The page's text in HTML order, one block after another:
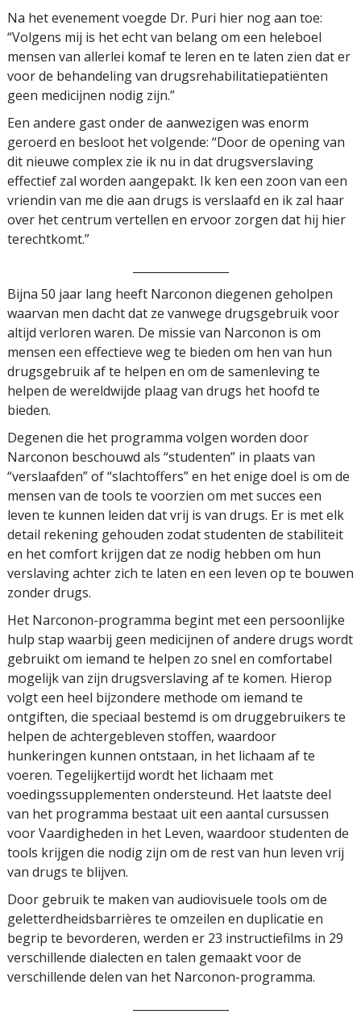
Na het evenement voegde Dr. Puri hier nog aan toe:
“Volgens mij is het echt van belang om een heleboel
mensen van allerlei komaf te leren en te laten zien dat er
voor de behandeling van drugsrehabilitatiepatiënten
geen medicijnen nodig zijn.”
Een andere gast onder de aanwezigen was enorm
geroerd en besloot het volgende: “Door de opening van
dit nieuwe complex zie ik nu in dat drugsverslaving
effectief zal worden aangepakt. Ik ken een zoon van een
vriendin van me die aan drugs is verslaafd en ik zal haar
over het centrum vertellen en ervoor zorgen dat hij hier
terechtkomt.”
Bijna 50 jaar lang heeft Narconon diegenen geholpen
waarvan men dacht dat ze vanwege drugsgebruik voor
altijd verloren waren. De missie van Narconon is om
mensen een effectieve weg te bieden om hen van hun
drugsgebruik af te helpen en om de samenleving te
helpen de wereldwijde plaag van drugs het hoofd te
bieden.
Degenen die het programma volgen worden door
Narconon beschouwd als “studenten” in plaats van
“verslaafden” of “slachtoffers” en het enige doel is om de
mensen van de tools te voorzien om met succes een
leven te kunnen leiden dat vrij is van drugs. Er is met elk
detail rekening gehouden zodat studenten de stabiliteit
en het comfort krijgen dat ze nodig hebben om hun
verslaving achter zich te laten en een leven op te bouwen
zonder drugs.
Het Narconon-programma begint met een persoonlijke
hulp stap waarbij geen medicijnen of andere drugs wordt
gebruikt om iemand te helpen zo snel en comfortabel
mogelijk van zijn drugsverslaving af te komen. Hierop
volgt een heel bijzondere methode om iemand te
ontgiften, die speciaal bestemd is om druggebruikers te
helpen de achtergebleven stoffen, waardoor
hunkeringen kunnen ontstaan, in het lichaam af te
voeren. Tegelijkertijd wordt het lichaam met
voedingssupplementen ondersteund. Het laatste deel
van het programma bestaat uit een aantal cursussen
voor Vaardigheden in het Leven, waardoor studenten de
tools krijgen die nodig zijn om de rest van hun leven vrij
van drugs te blijven.
Door gebruik te maken van audiovisuele tools om de
geletterdheidsbarrières te omzeilen en duplicatie en
begrip te bevorderen, werden er 23 instructiefilms in 29
verschillende dialecten en talen gemaakt voor de
verschillende delen van het Narconon-programma.